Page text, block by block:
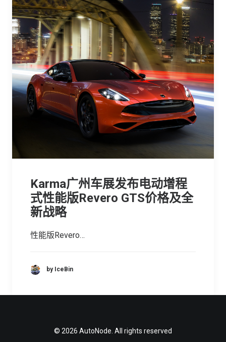
Karma广州车展发布电动增程
式性能版Revero GTS价格及全
新战略
性能版Revero…
by IceBin
© 2026 AutoNode. All rights reserved